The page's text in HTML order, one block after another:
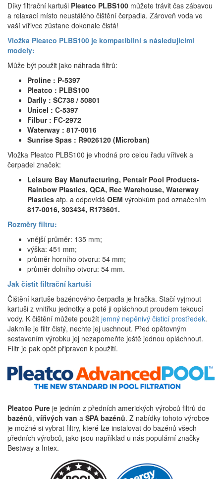
Díky filtrační kartuši Pleatco PLBS100 můžete trávit čas zábavou
a relaxací místo neustálého čištění čerpadla. Zároveň voda ve
vaší vířivce zůstane dokonale čistá!
Vložka Pleatco PLBS100 je kompatibilní s následujícími
modely:
Může být použit jako náhrada filtrů:
Proline : P-5397
Pleatco : PLBS100
Darlly : SC738 / 50801
Unicel : C-5397
Filbur : FC-2972
Waterway : 817-0016
Sunrise Spas : R9026120 (Microban)
Vložka Pleatco PLBS100 je vhodná pro celou řadu vířivek a
čerpadel značek:
Leisure Bay Manufacturing, Pentair Pool Products-
Rainbow Plastics, QCA, Rec Warehouse, Waterway
Plastics atp. a odpovídá OEM výrobkům pod označením
817-0016, 303434, R173601.
Rozměry filtru:
vnější průměr: 135 mm;
výška: 451 mm;
průměr horního otvoru: 54 mm;
průměr dolního otvoru: 54 mm.
Jak čistit filtrační kartuši
Čištění kartuše bazénového čerpadla je hračka. Stačí vyjmout
kartuši z vnitřku jednotky a poté ji opláchnout proudem tekoucí
vody. K čištění můžete použít jemný nepěnivý čisticí prostředek.
Jakmile je filtr čistý, nechte jej uschnout. Před opětovným
sestavením výrobku jej nezapomeňte ještě jednou opláchnout.
Filtr je pak opět připraven k použití.
Pleatco Pure je jedním z předních amerických výrobců filtrů do
bazénů, vířivých van a SPA bazénů. Z nabídky tohoto výrobce
je možné si vybrat filtry, které lze instalovat do bazénů všech
předních výrobců, jako jsou například u nás populární značky
Bestway a Intex.